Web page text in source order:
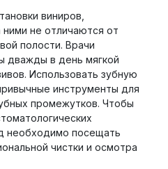
виниров,
не отличаются от
полости. Врачи
дважды в день мягкой
Использовать зубную
инструменты для
промежутков. Чтобы
необходимо посещать
чистки и осмотра